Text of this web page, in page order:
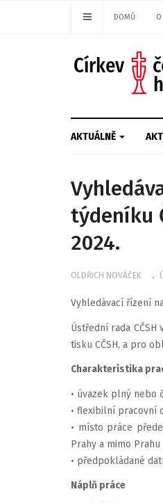
DOMŮ
AKTUÁLNĚ
týdeníku
2024.
OLDŘICH NOVÁČEK
Vyhledávací řízení
Ústřední rada
tisku CČSH, a pro
Charakteristika
• úvazek plný nebo
• flexibilní pracovní
• místo práce
Prahy a mimo Prahu
• předpokládané
Náplň práce